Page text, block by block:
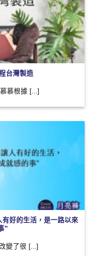
台灣製造
慕根據 [...]
好的生活，是一路以來
”
變了很 [...]